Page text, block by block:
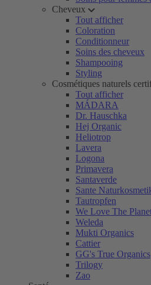
Cheveux
Tout afficher
Coloration
Conditionneur
Soins des cheveux
Shampooing
Styling
Cosmétiques naturels
Tout afficher
MÁDARA
Dr. Hauschka
Hej Organic
Heliotrop
Lavera
Logona
Primavera
Santaverde
Sante
Tautropfen
We Love The
Weleda
Mukti Organics
Cattier
GG's True Organics
Trilogy
Zao